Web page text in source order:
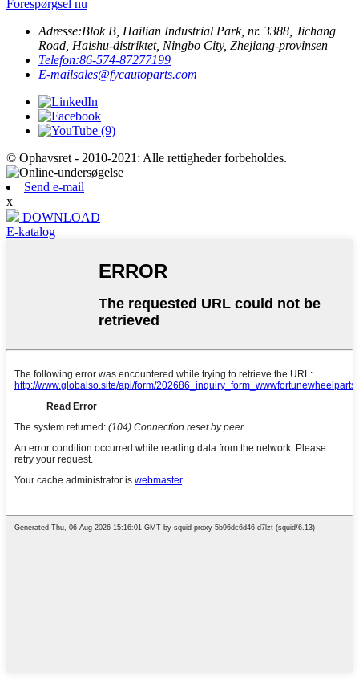
Forespørgsel nu
Adresse:Blok B, Hailian Industrial Park, nr. 3388, Jichang
Road, Haishu-distriktet, Ningbo City, Zhejiang-provinsen
Telefon:86-574-87277199
E-mailsales@fycautoparts.com
© Ophavsret - 2010-2021: Alle rettigheder forbeholdes.
Send e-mail
x
DOWNLOAD
E-katalog